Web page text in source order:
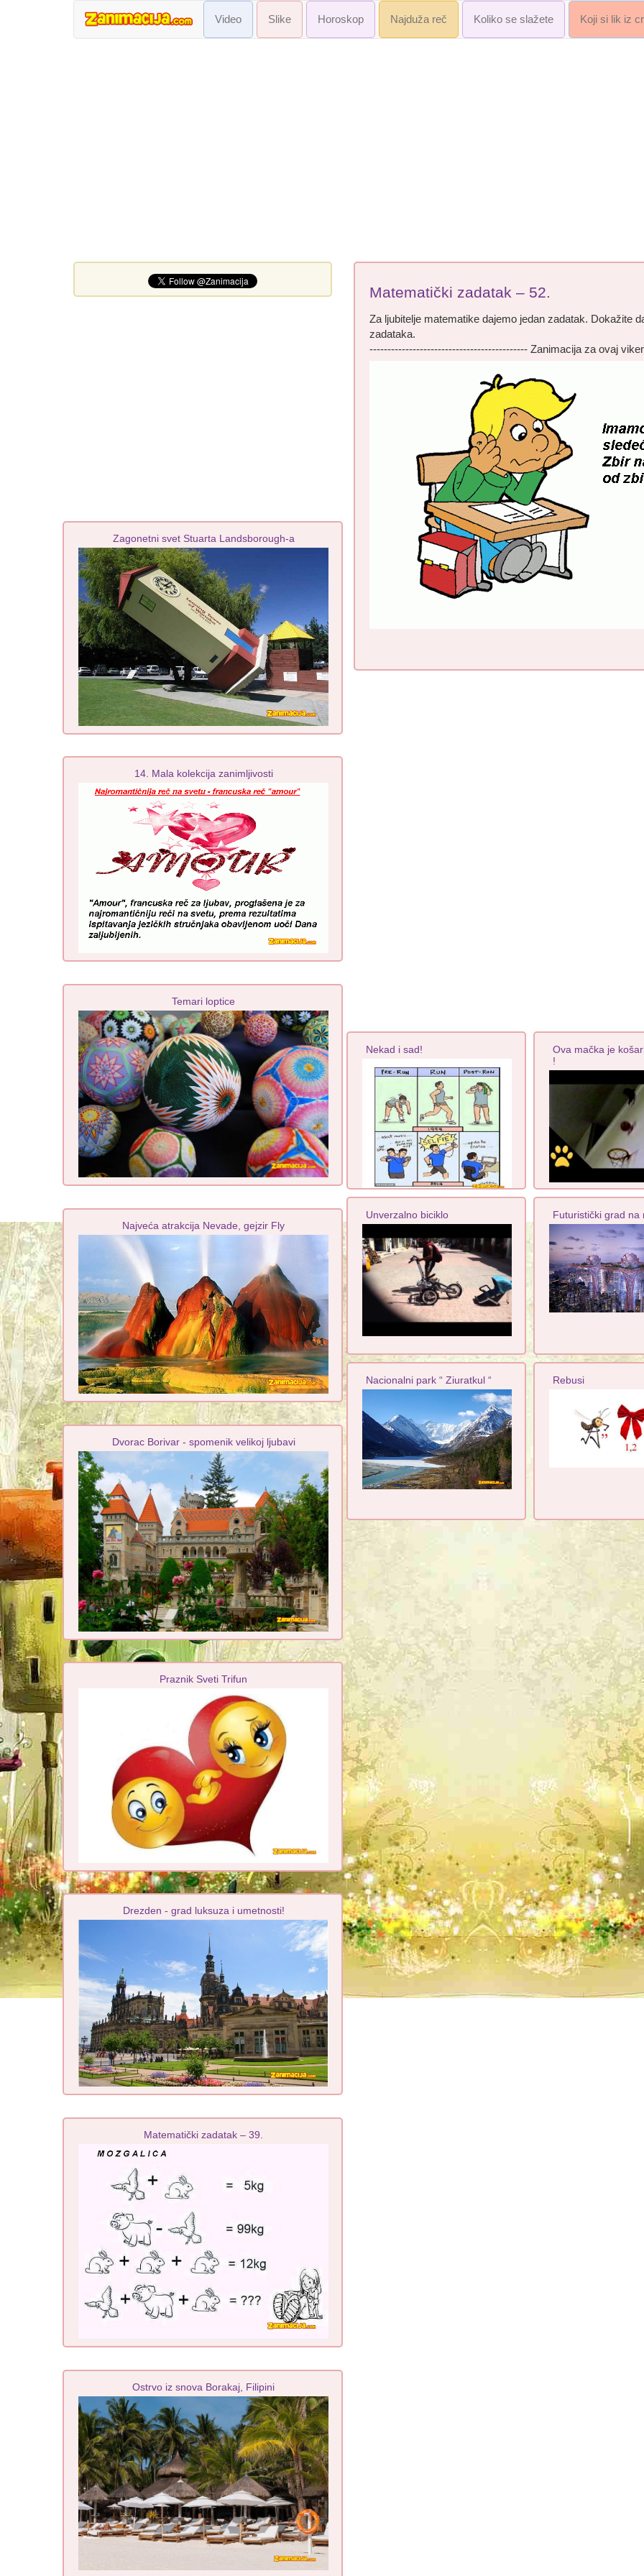
Video Slike Horoskop Najduža reč Koliko se slažete Koji si lik iz
Matematički zadatak – 52.
Za ljubitelje matematike dajemo jedan zadatak. Dokažite
zadataka.
-------------------------------------------- Zanimacija za ovaj
Nekad i sad!
Ova mačka je
!
Unverzalno biciklo Futuristički grad na
Nacionalni park “ Ziuratkul “ Rebusi
Zagonetni svet Stuarta Landsborough-a
14. Mala kolekcija zanimljivosti
Temari loptice
Najveća atrakcija Nevade, gejzir Fly
Dvorac Borivar - spomenik velikoj ljubavi
Praznik Sveti Trifun
Drezden - grad luksuza i umetnosti!
Matematički zadatak – 39.
Ostrvo iz snova Borakaj, Filipini